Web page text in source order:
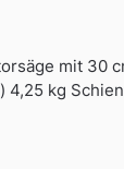
mit
kg